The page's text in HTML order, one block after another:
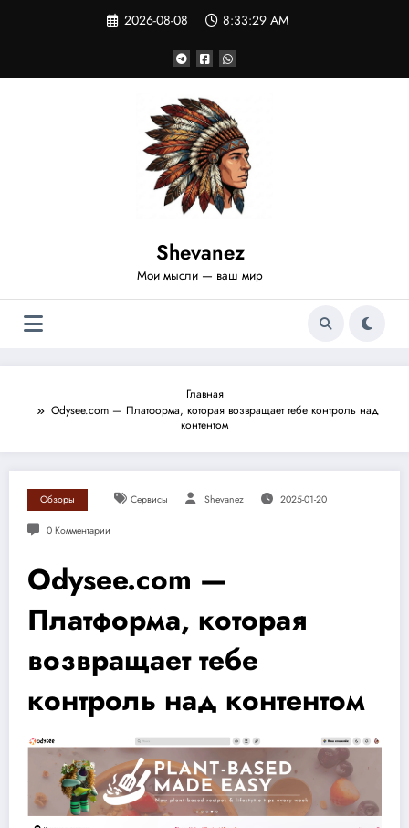
2026-08-08 8:33:30 AM
Shevanez
Мои мысли — ваш мир
Главная
Odysee.com — Платформа, которая возвращает тебе контроль над
контентом
Обзоры Сервисы Shevanez 2025-01-20
0 Комментарии
Odysee.com —
Платформа, которая
возвращает тебе
контроль над контентом